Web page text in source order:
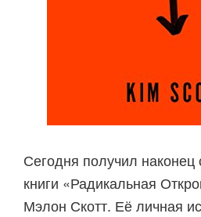
Сегодня получил наконец
книги «Радикальная
Мэлон Скотт. Её личная